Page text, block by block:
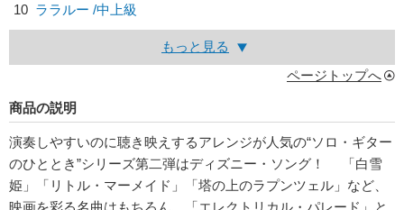
10 ララルー /中上級
もっと見る
ページトップへ
商品の説明
演奏しやすいのに聴き映えするアレンジが人気の“ソロ・ギター
のひととき”シリーズ第二弾はディズニー・ソング！ 「白雪
姫」「リトル・マーメイド」「塔の上のラプンツェル」など、
映画を彩る名曲はもちろん、「エレクトリカル・パレード」と